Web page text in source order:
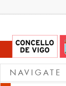
NAVIGATE